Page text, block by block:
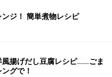
ジ！ 簡単煮物レシピ
風揚げだし豆腐レシピ……ごま
グで！